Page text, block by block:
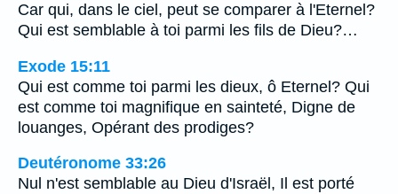
Car qui, dans le ciel, peut se comparer à l'Eternel?
Qui est semblable à toi parmi les fils de Dieu?…
Exode 15:11
Qui est comme toi parmi les dieux, ô Eternel? Qui
est comme toi magnifique en sainteté, Digne de
louanges, Opérant des prodiges?
Deutéronome 33:26
Nul n'est semblable au Dieu d'Israël, Il est porté